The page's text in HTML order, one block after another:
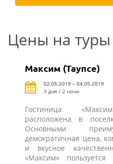
Цены на туры
Максим (Таупсе)
02.05.2019 – 04.05.2019
3 дня / 2 ночи
Гостиница
расположена в
Основными
демократичная цена,
и вкусное
«Максим»